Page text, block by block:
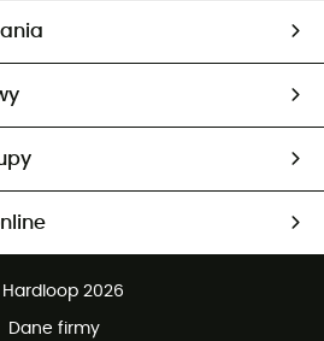
2026
Dane firmy